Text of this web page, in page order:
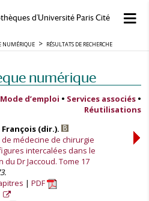
d'Université Paris Cité
NUMÉRIQUE RÉSULTATS DE RECHERCHE
numérique
Mode d’emploi • Services associés •
Réutilisations
(dir.).
médecine de chirurgie
intercalées dans le
Dr Jaccoud. Tome 17
PDF